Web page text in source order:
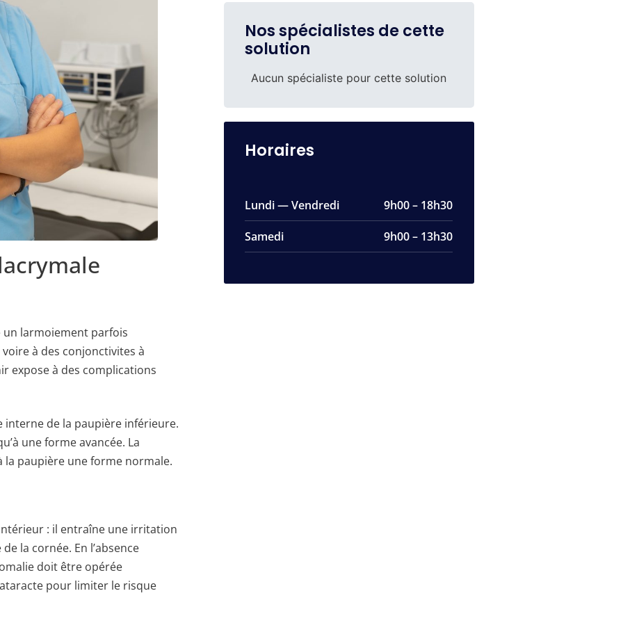
un larmoiement parfois
à des conjonctivites à
expose à des complications
interne de la paupière inférieure.
une forme avancée. La
paupière une forme normale.
: il entraîne une irritation
la cornée. En l’absence
doit être opérée
pour limiter le risque
Nos spécialistes de cette
solution
Aucun spécialiste pour cette solution
Horaires
Lundi — Vendredi 9h00 – 18h30
Samedi 9h00 – 13h30